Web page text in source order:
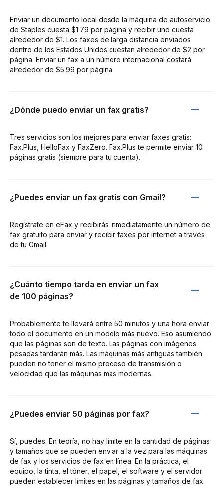
Enviar un documento local desde la máquina de autoservicio
de Staples cuesta $1.79 por página y recibir uno cuesta
alrededor de $1. Los faxes de larga distancia enviados
dentro de los Estados Unidos cuestan alrededor de $2 por
página. Enviar un fax a un número internacional costará
alrededor de $5.99 por página.
¿Dónde puedo enviar un fax gratis?
Tres servicios son los mejores para enviar faxes gratis:
Fax.Plus, HelloFax y FaxZero. Fax.Plus te permite enviar 10
páginas gratis (siempre para tu cuenta).
¿Puedes enviar un fax gratis con Gmail?
Regístrate en eFax y recibirás inmediatamente un número de
fax gratuito para enviar y recibir faxes por internet a través
de tu Gmail.
¿Cuánto tiempo tarda en enviar un fax
de 100 páginas?
Probablemente te llevará entre 50 minutos y una hora enviar
todo el documento en un modelo más nuevo. Eso asumiendo
que las páginas son de texto. Las páginas con imágenes
pesadas tardarán más. Las máquinas más antiguas también
pueden no tener el mismo proceso de transmisión o
velocidad que las máquinas más modernas.
¿Puedes enviar 50 páginas por fax?
Sí, puedes. En teoría, no hay límite en la cantidad de páginas
y tamaños que se pueden enviar a la vez para las máquinas
de fax y los servicios de fax en línea. En la práctica, el
equipo, la tinta, el tóner, el papel, el software y el servidor
pueden establecer límites en las páginas y tamaños de fax.